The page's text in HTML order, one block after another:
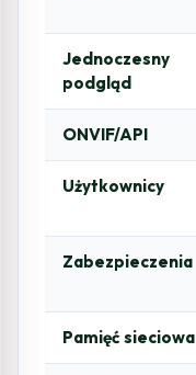
Jednoczesny
podgląd
ONVIF/API
Użytkownicy
Zabezpieczenia
Pamięć sieciowa